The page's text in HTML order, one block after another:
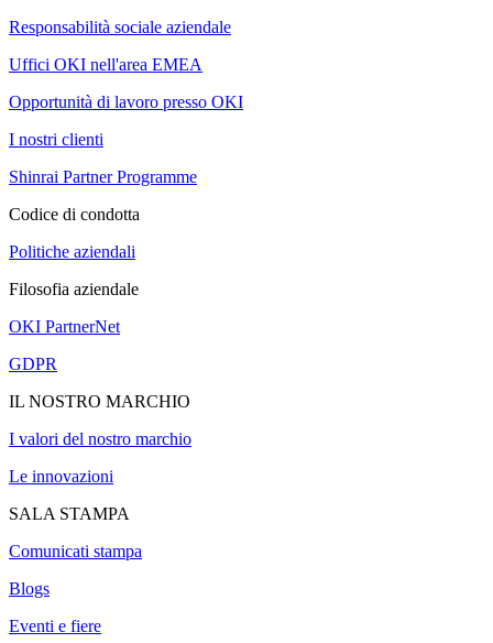
Responsabilità sociale aziendale
Uffici OKI nell'area EMEA
Opportunità di lavoro presso OKI
I nostri clienti
Shinrai Partner Programme
Codice di condotta
Politiche aziendali
Filosofia aziendale
OKI PartnerNet
GDPR
IL NOSTRO MARCHIO
I valori del nostro marchio
Le innovazioni
SALA STAMPA
Comunicati stampa
Blogs
Eventi e fiere